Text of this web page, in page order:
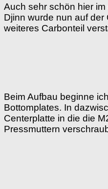
Auch sehr schön hier
Djinn wurde nun auf
weiteres Carbonteil
Beim Aufbau beginne
Bottomplates. In
Centerplatte in die die
Pressmuttern